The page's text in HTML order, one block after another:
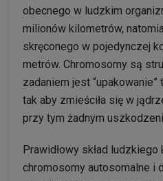
obecnego w ludzkim
milionów kilometrów,
skręconego w pojedynczej
metrów. Chromosomy są
zadaniem jest
tak aby zmieściła się w
przy tym żadnym
Prawidłowy skład
chromosomy autosomalne i